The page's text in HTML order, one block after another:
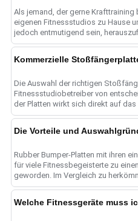
Als jemand, der gerne
eigenen Fitnessstudios zu Hause
jedoch entmutigend sein,
soll, ......
Die Auswahl der richtigen
Fitnessstudiobetreiber von
der Platten wirkt sich direkt auf
Mitglieder aus. Mit so vielen
Die Vorteile und
Rubber Bumper-Platten mit ihren
für viele Fitnessbegeisterte zu
geworden. Im Vergleich zu